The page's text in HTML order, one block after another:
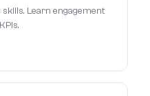
Learn engagement